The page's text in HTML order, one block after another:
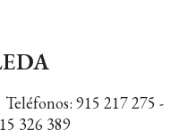
915 217 275 -
326 389